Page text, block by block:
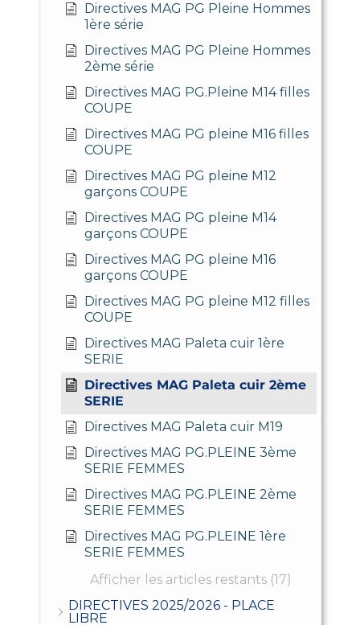
Directives MAG PG Pleine Hommes
1ère série
Directives MAG PG Pleine Hommes
2ème série
Directives MAG PG.Pleine M14 filles
COUPE
Directives MAG PG pleine M16 filles
COUPE
Directives MAG PG pleine M12
garçons COUPE
Directives MAG PG pleine M14
garçons COUPE
Directives MAG PG pleine M16
garçons COUPE
Directives MAG PG pleine M12 filles
COUPE
Directives MAG Paleta cuir 1ère
SERIE
Directives MAG Paleta cuir 2ème
SERIE
Directives MAG Paleta cuir M19
Directives MAG PG.PLEINE 3ème
SERIE FEMMES
Directives MAG PG.PLEINE 2ème
SERIE FEMMES
Directives MAG PG.PLEINE 1ère
SERIE FEMMES
Afficher les articles restants (17)
DIRECTIVES 2025/2026 - PLACE
LIBRE